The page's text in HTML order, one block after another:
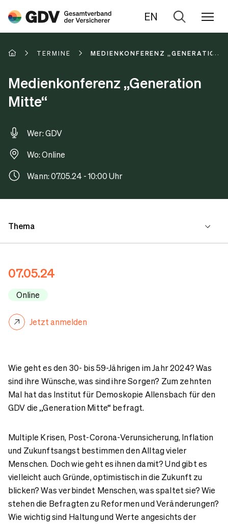
EN
Zur
TERMINE MEDIENKONFERENZ „GENERATION
Medienkonferenz „Generation
Mitte“
Wer: GDV
Wo: Online
Wann: 07.05.24 - 10:00 Uhr
Thema
Ansprechpartnerin
07.05.24
Online
Jetzt anmelden
Wie geht es den 30- bis 59-Jährigen im Jahr 2024? Was
sind ihre Wünsche, was sind ihre Sorgen? Zum zehnten
Mal hat das Institut für Demoskopie Allensbach für den
GDV die „Generation Mitte“ befragt.
Multiple Krisen, Post-Corona-Verunsicherung, Inflation
und Zukunftsangst bestimmen den Alltag vieler
Menschen. Doch wie geht es ihnen damit? Und gibt es
vielleicht auch Gründe, optimistisch in die Zukunft zu
blicken? Was verbindet Menschen, was spaltet sie? Wie
stehen die Befragten zu Reformen und Veränderungen?
Wie wichtig sind Haltung und Werte angesichts der